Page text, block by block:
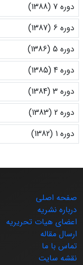
دوره 7 (1388)
دوره 6 (1387)
دوره 5 (1386)
دوره 4 (1385)
دوره 3 (1384)
دوره 2 (1383)
دوره 1 (1382)
صفحه اصلی
درباره نشریه
اعضای هیات تحریریه
ارسال مقاله
تماس با ما
نقشه سایت